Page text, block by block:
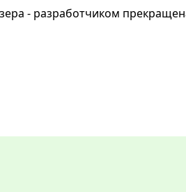
- разработчиком